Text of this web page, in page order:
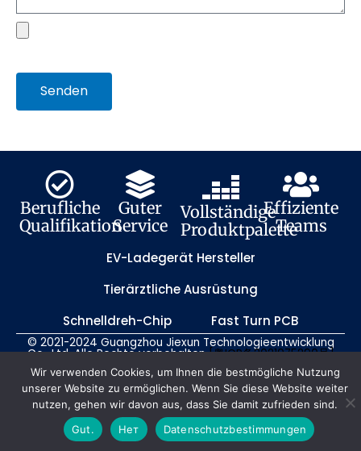
Datei
Senden
Berufliche
Qualifikation
Guter
Service
Vollständige
Produktpalette
Effiziente
Teams
EV-Ladegerät Hersteller
Tierärztliche Ausrüstung
Schnelldreh-Chip
Fast Turn PCB
© 2021-2024 Guangzhou Jiexun Technologieentwicklung
Co., Ltd. Alle Rechte vorbehalten[粤ICP备2021075290号]
Lageplan Datenschutzbestimmungen
Wir verwenden Cookies, um Ihnen die bestmögliche Nutzung
unserer Website zu ermöglichen. Wenn Sie diese Website weiter
nutzen, gehen wir davon aus, dass Sie damit zufrieden sind.
Gut.
Нет Datenschutzbestimmungen